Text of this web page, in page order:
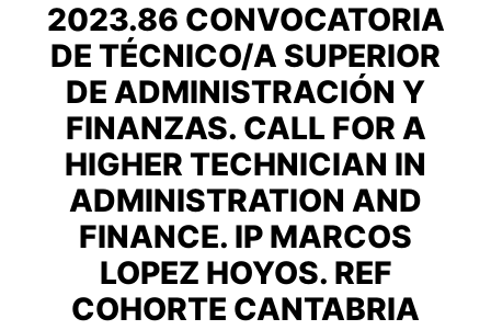
2023.86 CONVOCATORIA
DE TÉCNICO/A SUPERIOR
DE ADMINISTRACIÓN Y
FINANZAS. CALL FOR A
HIGHER TECHNICIAN IN
ADMINISTRATION AND
FINANCE. IP MARCOS
LOPEZ HOYOS. REF
COHORTE CANTABRIA